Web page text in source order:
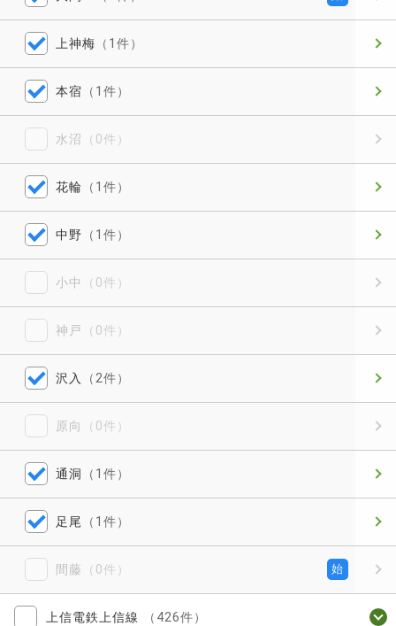
上神梅 （1件）
本宿 （1件）
水沼 （0件）
花輪 （1件）
中野 （1件）
小中 （0件）
神戸 （0件）
沢入 （2件）
原向 （0件）
通洞 （1件）
足尾 （1件）
間藤 （0件） 始
上信電鉄上信線 （426件）